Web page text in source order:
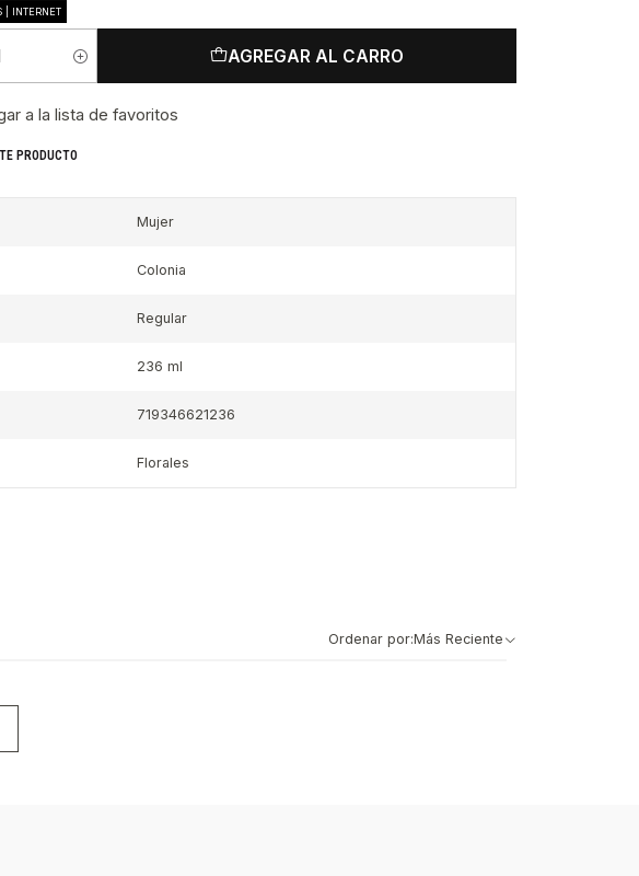
| INTERNET
AGREGAR AL CARRO
a la lista de favoritos
PRODUCTO
Mujer
Colonia
Regular
236 ml
719346621236
Florales
Ordenar por:Más Reciente